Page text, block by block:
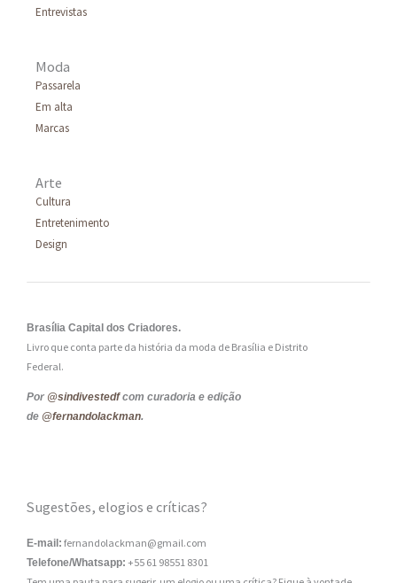
Entrevistas
Moda
Passarela
Em alta
Marcas
Arte
Cultura
Entretenimento
Design
Brasília Capital dos Criadores.
Livro que conta parte da história da moda de Brasília e Distrito
Federal.
Por @sindivestedfcom curadoria e edição
de @fernandolackman.
Sugestões, elogios e críticas?
E-mail: fernandolackman@gmail.com
Telefone/Whatsapp: +55 61 98551 8301